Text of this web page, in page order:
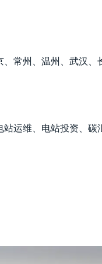
常州、温州、武汉
运维、电站投资、